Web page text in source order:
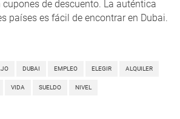
de descuento. La auténtica
países es fácil de encontrar en Dubai.
DUBAI EMPLEO ELEGIR ALQUILER
VIDA SUELDO NIVEL